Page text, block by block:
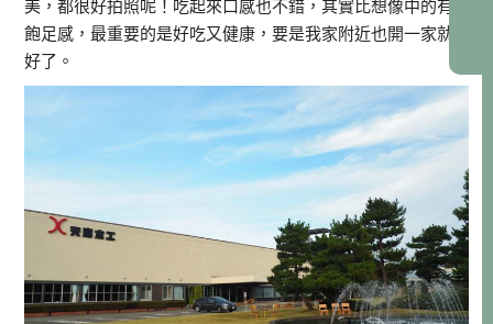
美，都很好拍照呢！吃起來口感也不錯，其實比想像中的有
飽足感，最重要的是好吃又健康，要是我家附近也開一家就
好了。